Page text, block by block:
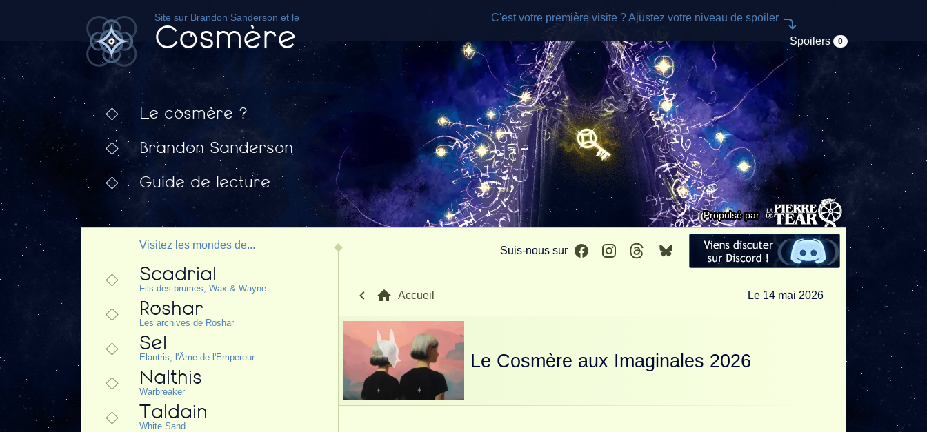
Site sur Brandon Sanderson et le
Cosmère
C'est votre première visite ? Ajustez votre niveau de spoiler
Spoilers
0
Le cosmère ?
Brandon Sanderson
Guide de lecture
Propulsé par
Visitez les mondes de...
Scadrial
Fils-des-brumes, Wax & Wayne
Roshar
Les archives de Roshar
Sel
Elantris, l'Âme de l'Empereur
Nalthis
Warbreaker
Taldain
White Sand
Suis-nous sur FacebookInstagramThreadsBluesky
Accueil Le 14 mai 2026
Le Cosmère aux Imaginales 2026